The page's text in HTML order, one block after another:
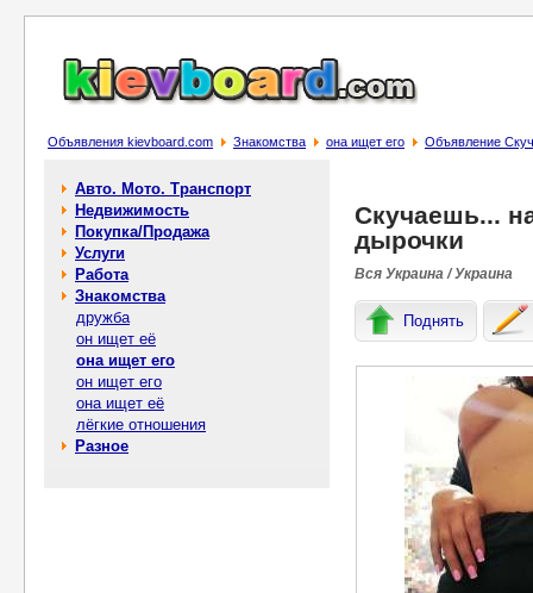
Объявления kievboard.com Знакомства она ищет его Объявление
Авто. Мото. Транспорт
Недвижимость
Покупка/Продажа
Услуги
Работа
Знакомства
дружба
он ищет её
она ищет его
он ищет его
она ищет её
лёгкие отношения
Разное
Скучаешь...
дырочки
Вся Украина / Украина
Поднять